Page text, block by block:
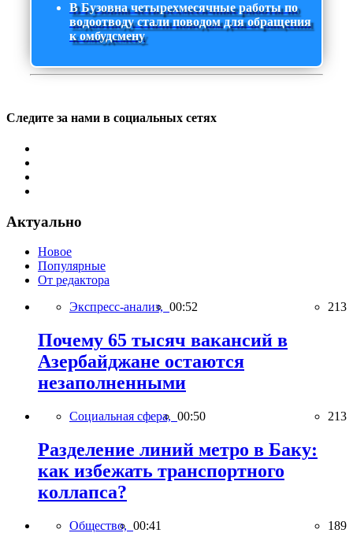
В Бузовна четырехмесячные работы по
водоотводу стали поводом для обращения
к омбудсмену
Следите за нами в социальных сетях
Актуально
Новое
Популярные
От редактора
Экспресс-анализ, 00:52 213
Почему 65 тысяч вакансий в
Азербайджане остаются
незаполненными
Социальная сфера, 00:50 213
Разделение линий метро в Баку:
как избежать транспортного
коллапса?
Общество, 00:41 189